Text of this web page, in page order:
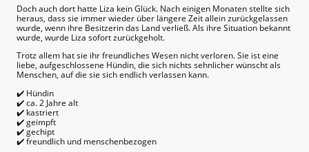
Doch auch dort hatte Liza kein Glück. Nach einigen Monaten stellte sich
heraus, dass sie immer wieder über längere Zeit allein zurückgelassen
wurde, wenn ihre Besitzerin das Land verließ. Als ihre Situation bekannt
wurde, wurde Liza sofort zurückgeholt.
Trotz allem hat sie ihr freundliches Wesen nicht verloren. Sie ist eine
liebe, aufgeschlossene Hündin, die sich nichts sehnlicher wünscht als
Menschen, auf die sie sich endlich verlassen kann.
✔️ Hündin
✔️ ca. 2 Jahre alt
✔️ kastriert
✔️ geimpft
✔️ gechipt
✔️ freundlich und menschenbezogen